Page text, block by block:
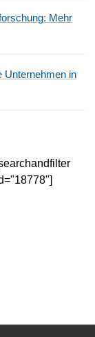
Mehr
Unternehmen in